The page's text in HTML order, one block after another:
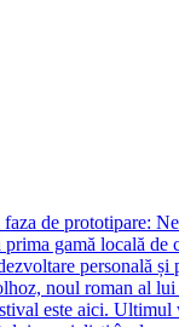
de prototipare:
gamă locală
personală și
noul roman al
este aici. Ultimul